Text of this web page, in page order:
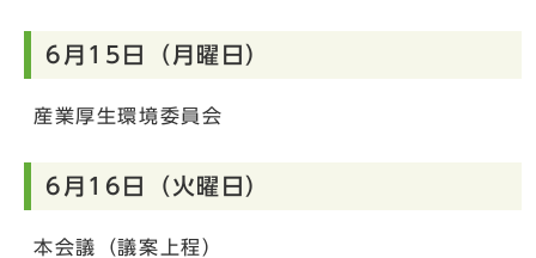
6月15日（月曜日）
産業厚生環境委員会
6月16日（火曜日）
本会議（議案上程）